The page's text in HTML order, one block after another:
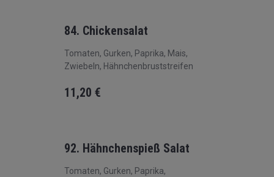
84. Chickensalat
Tomaten, Gurken, Paprika, Mais,
Zwiebeln, Hähnchenbruststreifen
11,20 €
92. Hähnchenspieß Salat
Tomaten, Gurken, Paprika,